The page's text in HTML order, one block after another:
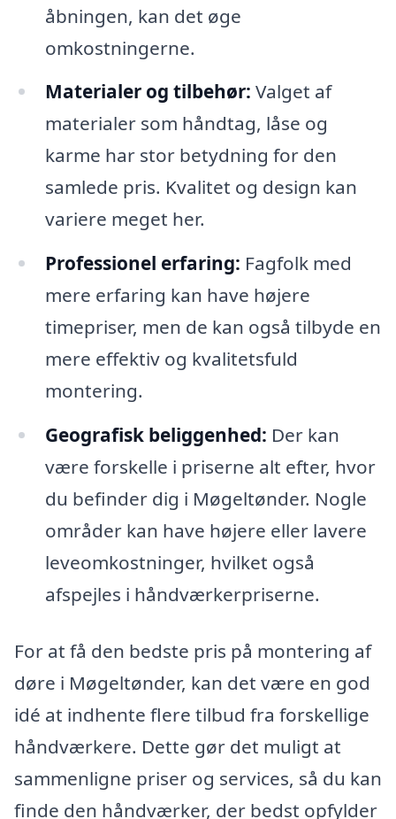
åbningen, kan det øge
omkostningerne.
Materialer og tilbehør: Valget af
materialer som håndtag, låse og
karme har stor betydning for den
samlede pris. Kvalitet og design kan
variere meget her.
Professionel erfaring: Fagfolk med
mere erfaring kan have højere
timepriser, men de kan også tilbyde en
mere effektiv og kvalitetsfuld
montering.
Geografisk beliggenhed: Der kan
være forskelle i priserne alt efter, hvor
du befinder dig i Møgeltønder. Nogle
områder kan have højere eller lavere
leveomkostninger, hvilket også
afspejles i håndværkerpriserne.
For at få den bedste pris på montering af
døre i Møgeltønder, kan det være en god
idé at indhente flere tilbud fra forskellige
håndværkere. Dette gør det muligt at
sammenligne priser og services, så du kan
finde den håndværker, der bedst opfylder